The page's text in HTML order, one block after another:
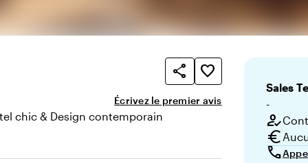
share
favorite_border
Écrivez le premier avis
chic & Design contemporain
Sales
-
how_to_reg
euro
call